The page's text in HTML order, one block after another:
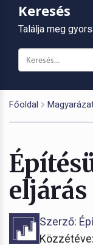
Keresés
Találja meg
Főoldal
eljárás
Szerző: